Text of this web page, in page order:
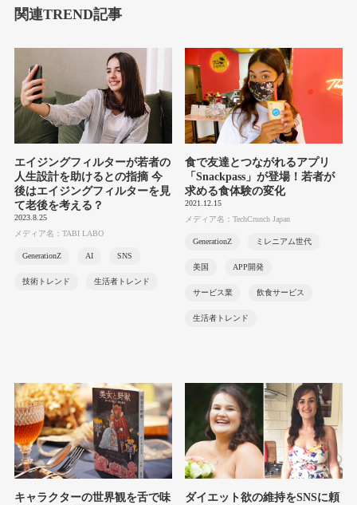
関連TREND記事
エイジングフィルターが若者の
人生設計を助けるとの指摘 今
後はエイジングフィルターを見
て老後を考える？
2023.8.25
メディア名：TABI LABO
GenerationZ AI SNS
技術トレンド 生活者トレンド
食で友達とつながれるアプリ
「Snackpass」が登場！若者が
求める食体験の変化
2021.12.15
メディア名：TechCrunch Japan
GenerationZ ミレニアム世代
美国 APP開発
サービス業 飲食サービス
生活者トレンド
キャラクターの世界観を舌で味
ダイエット欲の維持をSNSに頼